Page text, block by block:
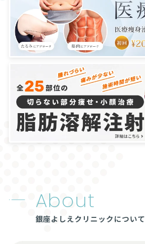
About
銀座よしえクリニックについて